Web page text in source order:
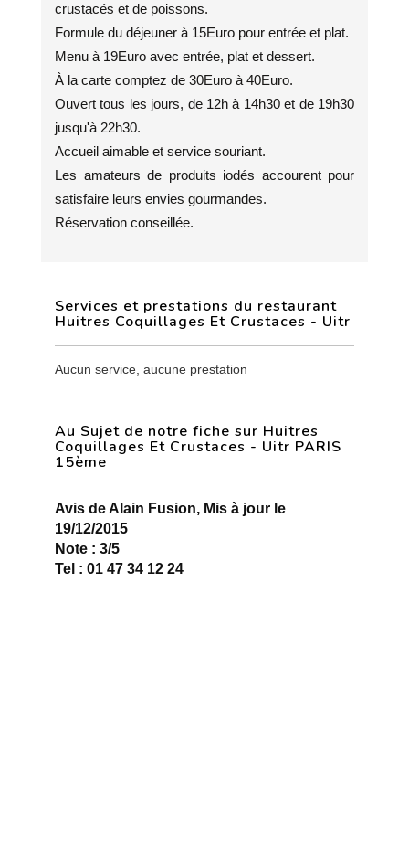
crustacés et de poissons.
Formule du déjeuner à 15Euro pour entrée et plat.
Menu à 19Euro avec entrée, plat et dessert.
À la carte comptez de 30Euro à 40Euro.
Ouvert tous les jours, de 12h à 14h30 et de 19h30
jusqu'à 22h30.
Accueil aimable et service souriant.
Les amateurs de produits iodés accourent pour
satisfaire leurs envies gourmandes.
Réservation conseillée.
Services et prestations du restaurant
Huitres Coquillages Et Crustaces - Uitr
Aucun service, aucune prestation
Au Sujet de notre fiche sur Huitres
Coquillages Et Crustaces - Uitr PARIS
15ème
Avis de Alain Fusion, Mis à jour le
19/12/2015
Note : 3/5
Tel : 01 47 34 12 24